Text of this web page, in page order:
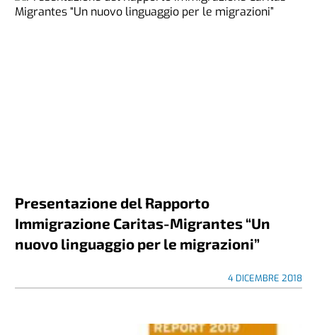
Presentazione del Rapporto
Immigrazione Caritas-Migrantes “Un
nuovo linguaggio per le migrazioni”
4 DICEMBRE 2018